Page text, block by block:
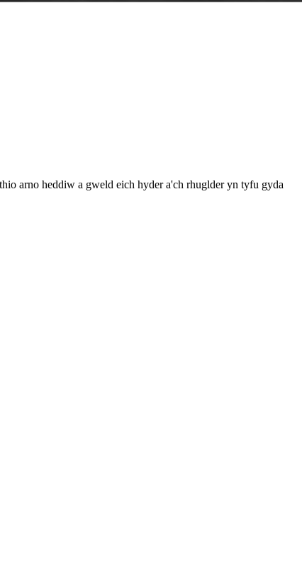
arno heddiw a gweld eich hyder a'ch rhuglder yn tyfu gyda